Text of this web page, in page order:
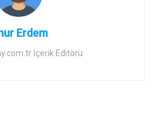
Erdem
İçerik Editörü